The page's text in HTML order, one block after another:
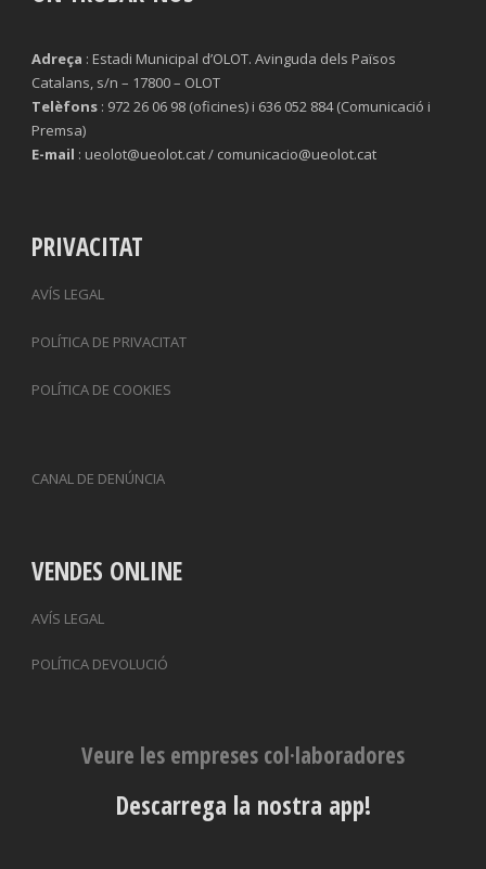
Adreça : Estadi Municipal d’OLOT. Avinguda dels Països
Catalans, s/n – 17800 – OLOT
Telèfons : 972 26 06 98 (oficines) i 636 052 884 (Comunicació i
Premsa)
E-mail : ueolot@ueolot.cat / comunicacio@ueolot.cat
PRIVACITAT
AVÍS LEGAL
POLÍTICA DE PRIVACITAT
POLÍTICA DE COOKIES
CANAL DE DENÚNCIA
VENDES ONLINE
AVÍS LEGAL
POLÍTICA DEVOLUCIÓ
Veure les empreses col·laboradores
Descarrega la nostra app!